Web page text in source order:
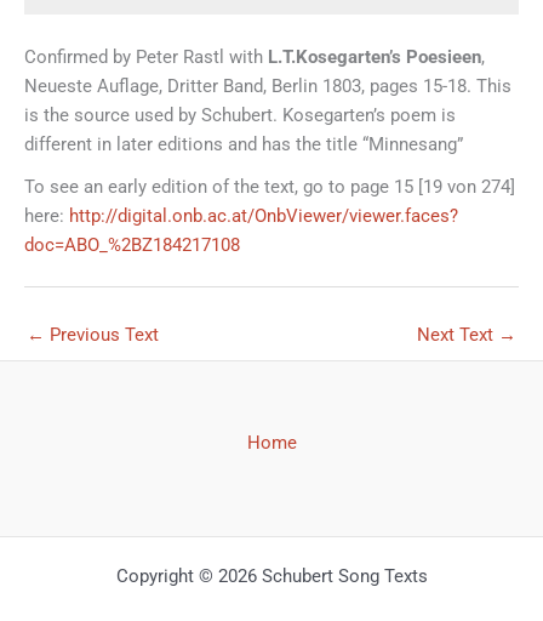
Confirmed by Peter Rastl with L.T.Kosegarten’s Poesieen,
Neueste Auflage, Dritter Band, Berlin 1803, pages 15-18. This
is the source used by Schubert. Kosegarten’s poem is
different in later editions and has the title “Minnesang”
To see an early edition of the text, go to page 15 [19 von 274]
here: http://digital.onb.ac.at/OnbViewer/viewer.faces?
doc=ABO_%2BZ184217108
← Previous Text Next Text →
Home
Copyright © 2026 Schubert Song Texts